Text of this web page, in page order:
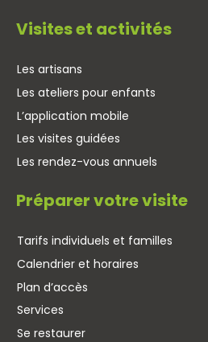
Visites et activités
Les artisans
Les ateliers pour enfants
L’application mobile
Les visites guidées
Les rendez-vous annuels
Préparer votre visite
Tarifs individuels et familles
Calendrier et horaires
Plan d’accès
Services
Se restaurer